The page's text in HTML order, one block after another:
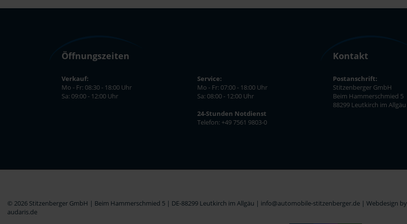
Öffnungszeiten
Verkauf:
Mo - Fr: 08:30 - 18:00 Uhr
Sa: 09:00 - 12:00 Uhr
Service:
Mo - Fr: 07:00 - 18:00 Uhr
Sa: 08:00 - 12:00 Uhr
24-Stunden Notdienst
Telefon: +49 7561 9803-0
Kontakt
Postanschrift:
Stitzenberger GmbH
Beim Hammerschmied 5
88299 Leutkirch im Allgäu
© 2026 Stitzenberger GmbH | Beim Hammerschmied 5 | DE-88299 Leutkirch im Allgäu | info@automobile-stitzenberger.de | Webdesign by
audaris.de